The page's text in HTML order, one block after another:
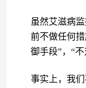
虽然艾滋病
前不做任何
御手段”，“
事实上，我